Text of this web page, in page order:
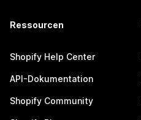
Ressourcen
Shopify Help Center
API-Dokumentation
Shopify Community